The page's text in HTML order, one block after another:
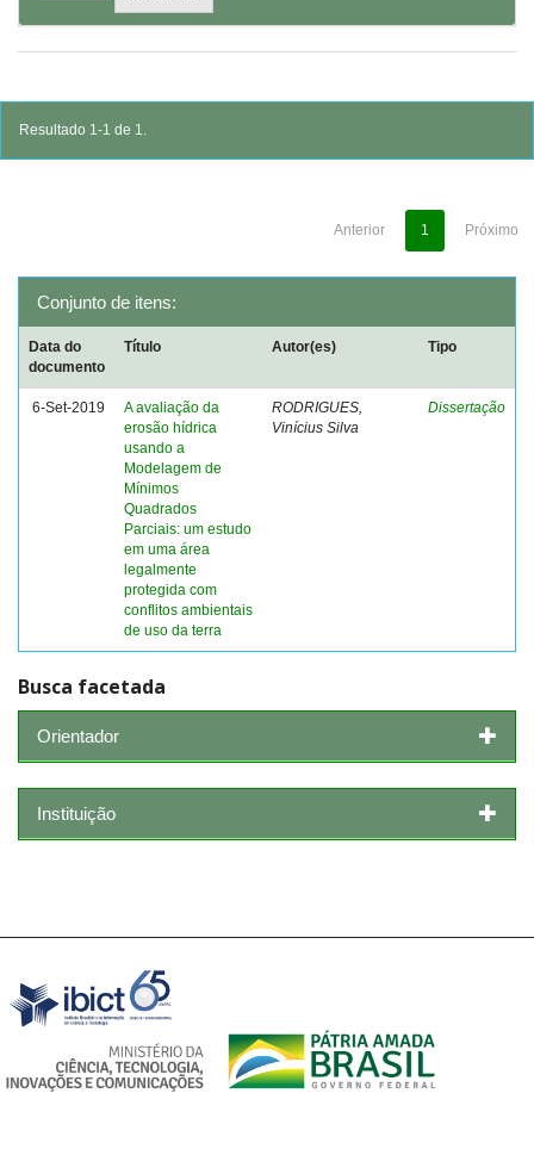
Resultado 1-1 de 1.
Anterior 1 Próximo
Conjunto de itens:
Data do
documento
Título Autor(es) Tipo
6-Set-2019
A avaliação da
erosão hídrica
usando a
Modelagem de
Mínimos
Quadrados
Parciais: um estudo
em uma área
legalmente
protegida com
conflitos ambientais
de uso da terra
RODRIGUES,
Vinícius Silva
Dissertação
Busca facetada
Orientador
Instituição